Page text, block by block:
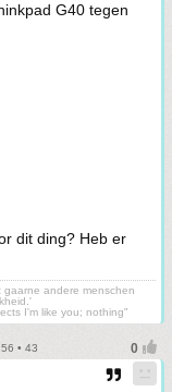
G40 tegen
dit ding? Heb er
andere menschen
I'm like you; nothing"
• 43